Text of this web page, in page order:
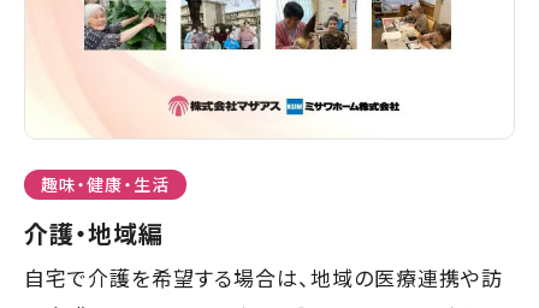
趣味・健康・生活
介護・地域編
自宅で介護を希望する場合は、地域の医療連携や訪